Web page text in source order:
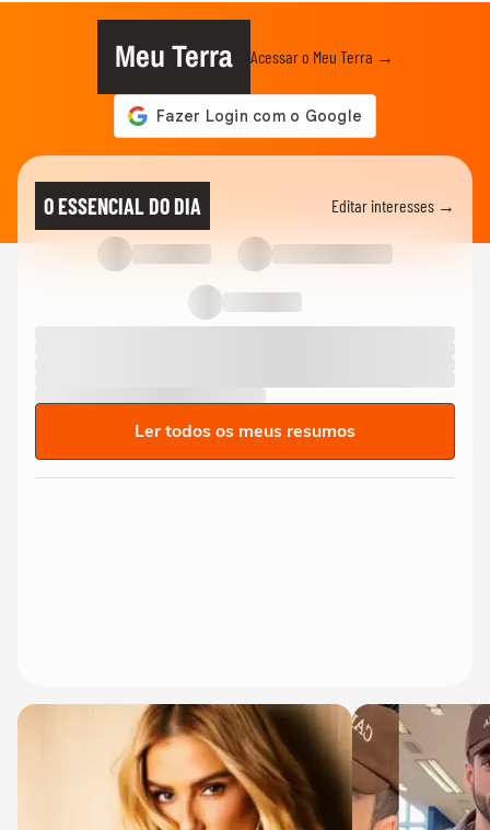
Meu Terra Acessar o Meu Terra →
O ESSENCIAL DO DIA Editar interesses →
Ler todos os meus resumos